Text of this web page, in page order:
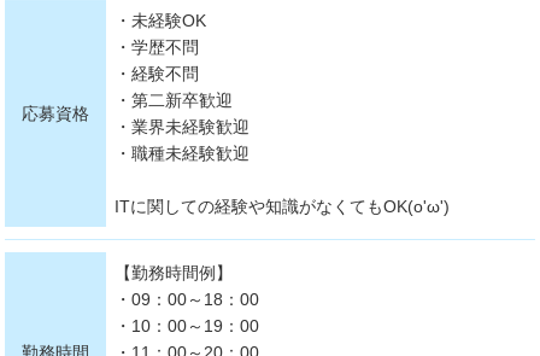
応募資格
・未経験OK
・学歴不問
・経験不問
・第二新卒歓迎
・業界未経験歓迎
・職種未経験歓迎
ITに関しての経験や知識がなくてもOK(o'ω')
勤務時間
【勤務時間例】
・09：00～18：00
・10：00～19：00
・11：00～20：00